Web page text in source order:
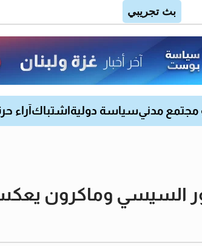
مجتمع مدنيسياسة دولية اشتباك آراء
السيسي وماكرون